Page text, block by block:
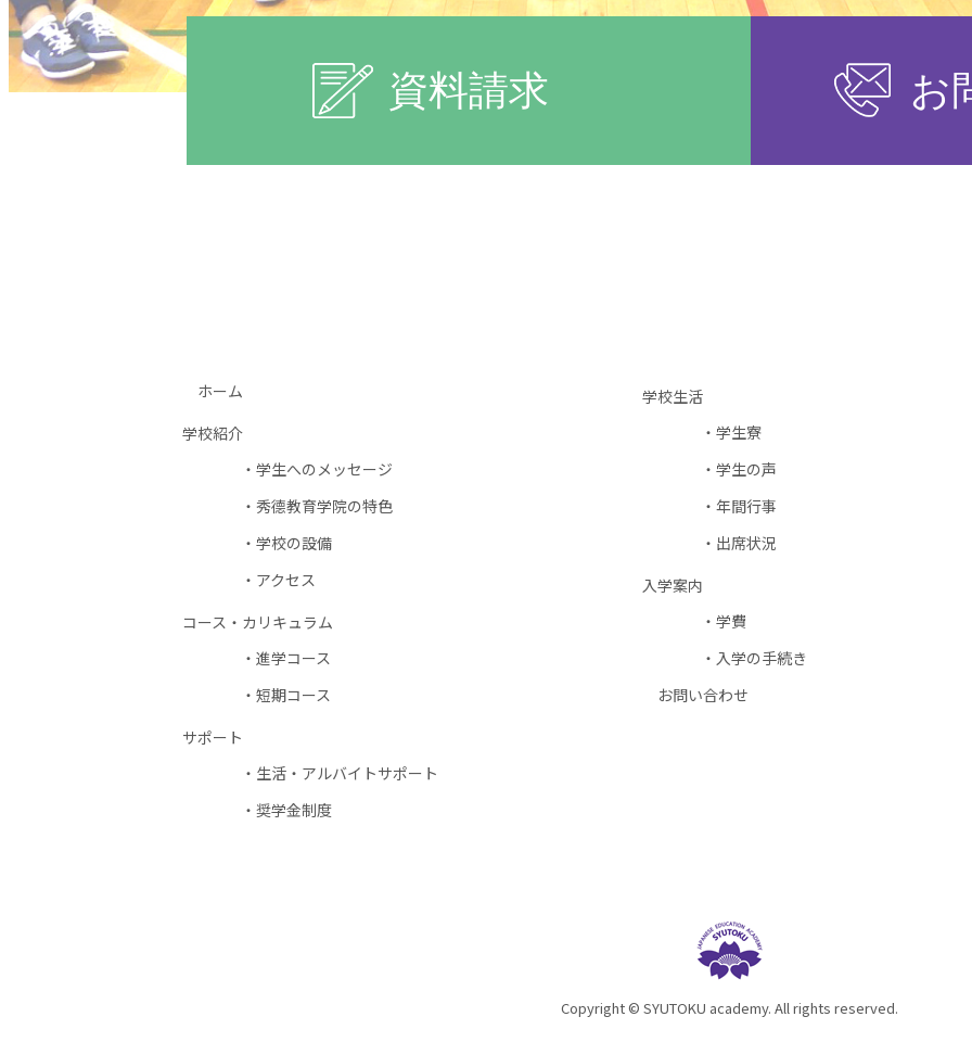
資料請求 お
ホーム
学校紹介
学生へのメッセージ
秀德教育学院の特色
学校の設備
アクセス
コース・カリキュラム
進学コース
短期コース
サポート
生活・アルバイトサポート
奨学金制度
学校生活
学生寮
学生の声
年間行事
出席状況
入学案内
学費
入学の手続き
お問い合わせ
Copyright © SYUTOKU academy. All rights reserved.